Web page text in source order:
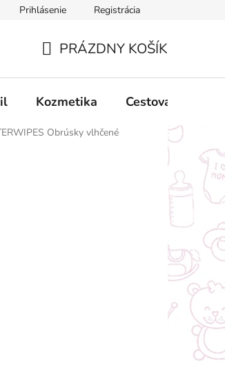
Obchodné podmienky Podmienky ochrany
Prihlásenie Registrácia
KOŠÍK
PRÁZDNY KOŠÍK
Kozmetika Cestovanie
Obrúsky vlhčené